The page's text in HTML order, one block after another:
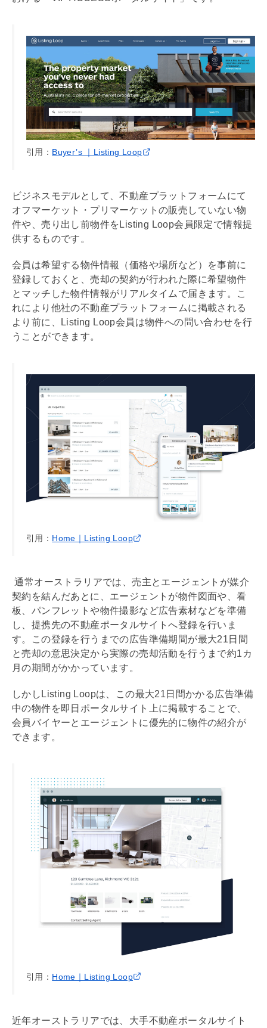
引用： Buyer’s ｜Listing Loop
ビジネスモデルとして、不動産プラットフォームにて
オフマーケット・プリマーケットの販売していない物
件や、売り出し前物件をListing Loop会員限定で情報提
供するものです。
会員は希望する物件情報（価格や場所など）を事前に
登録しておくと、売却の契約が行われた際に希望物件
とマッチした物件情報がリアルタイムで届きます。こ
れにより他社の不動産プラットフォームに掲載される
より前に、Listing Loop会員は物件への問い合わせを行
うことができます。
引用： Home｜Listing Loop
通常オーストラリアでは、売主とエージェントが媒介
契約 を結んだあとに、エージェントが物件図面や、看
板、パンフレットや物件撮影など広告素材などを準備
し、提携先の不動産ポータルサイトへ登録を行いま
す。この登録を行うまでの広告準備期間が最大21日間
と売却の意思決定から実際の売却活動を行うまで約1カ
月の期間がかかっています。
しかしListing Loopは、この最大21日間かかる広告準備
中の物件を即日ポータルサイト上に掲載することで、
会員バイヤーとエージェントに優先的に物件の紹介が
できます。
引用： Home｜Listing Loop
近年オーストラリアでは、大手不動産ポータルサイト